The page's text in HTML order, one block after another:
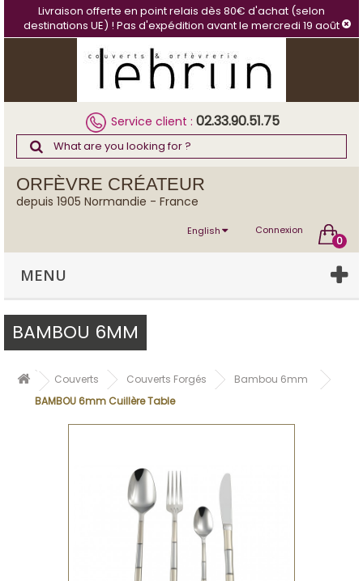
Livraison offerte en point relais dès 80€ d'achat (selon
destinations UE) ! Pas d'expédition avant le mercredi 19 août
Service client : 02.33.90.51.75
ORFÈVRE CRÉATEUR
depuis 1905 Normandie - France
0
Connexion
English
MENU
BAMBOU 6MM
Couverts Couverts Forgés
Bambou 6mm
BAMBOU 6mm Cuillère Table
Cookies management panel